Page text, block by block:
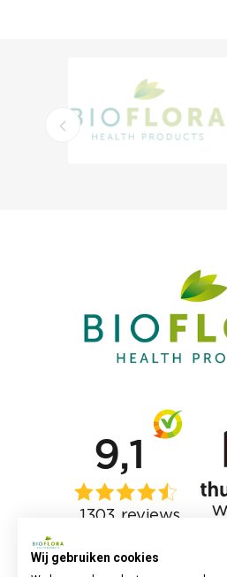
Wij gebruiken cookies